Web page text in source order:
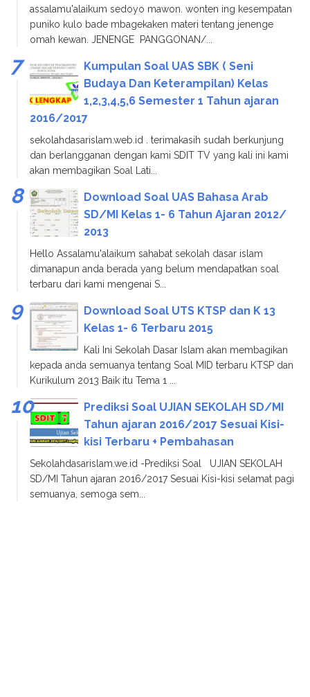
assalamu'alaikum sedoyo mawon. wonten ing kesempatan
puniko kulo bade mbagekaken materi tentang jenenge
omah kewan. JENENGE PANGGONAN/...
Kumpulan Soal UAS SBK ( Seni
Budaya Dan Keterampilan) Kelas
1,2,3,4,5,6 Semester 1 Tahun ajaran
2016/2017
sekolahdasarislam.web.id . terimakasih sudah berkunjung
dan berlangganan dengan kami SDIT TV yang kali ini kami
akan membagikan Soal Lati...
Download Soal UAS Bahasa Arab
SD/MI Kelas 1- 6 Tahun Ajaran 2012/
2013
Hello Assalamu'alaikum sahabat sekolah dasar islam
dimanapun anda berada yang belum mendapatkan soal
terbaru dari kami mengenai S...
Download Soal UTS KTSP dan K 13
Kelas 1- 6 Terbaru 2015
Kali Ini Sekolah Dasar Islam akan membagikan
kepada anda semuanya tentang Soal MID terbaru KTSP dan
Kurikulum 2013 Baik itu Tema 1 ...
Prediksi Soal UJIAN SEKOLAH SD/MI
Tahun ajaran 2016/2017 Sesuai Kisi-
kisi Terbaru + Pembahasan
Sekolahdasarislam.we.id -Prediksi Soal UJIAN SEKOLAH
SD/MI Tahun ajaran 2016/2017 Sesuai Kisi-kisi selamat pagi
semuanya, semoga sem...